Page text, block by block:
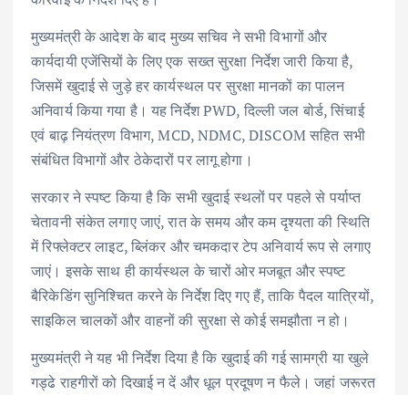
मुख्यमंत्री के आदेश के बाद मुख्य सचिव ने सभी विभागों और
कार्यदायी एजेंसियों के लिए एक सख्त सुरक्षा निर्देश जारी किया है,
जिसमें खुदाई से जुड़े हर कार्यस्थल पर सुरक्षा मानकों का पालन
अनिवार्य किया गया है। यह निर्देश PWD, दिल्ली जल बोर्ड, सिंचाई
एवं बाढ़ नियंत्रण विभाग, MCD, NDMC, DISCOM सहित सभी
संबंधित विभागों और ठेकेदारों पर लागू होगा।
सरकार ने स्पष्ट किया है कि सभी खुदाई स्थलों पर पहले से पर्याप्त
चेतावनी संकेत लगाए जाएं, रात के समय और कम दृश्यता की स्थिति
में रिफ्लेक्टर लाइट, ब्लिंकर और चमकदार टेप अनिवार्य रूप से लगाए
जाएं। इसके साथ ही कार्यस्थल के चारों ओर मजबूत और स्पष्ट
बैरिकेडिंग सुनिश्चित करने के निर्देश दिए गए हैं, ताकि पैदल यात्रियों,
साइकिल चालकों और वाहनों की सुरक्षा से कोई समझौता न हो।
मुख्यमंत्री ने यह भी निर्देश दिया है कि खुदाई की गई सामग्री या खुले
गड्ढे राहगीरों को दिखाई न दें और धूल प्रदूषण न फैले। जहां जरूरत